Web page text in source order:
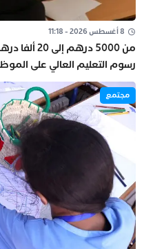
8 أغسطس 2026 - 11:18
من 5000
رسوم التعليم العالي على
مجتمع